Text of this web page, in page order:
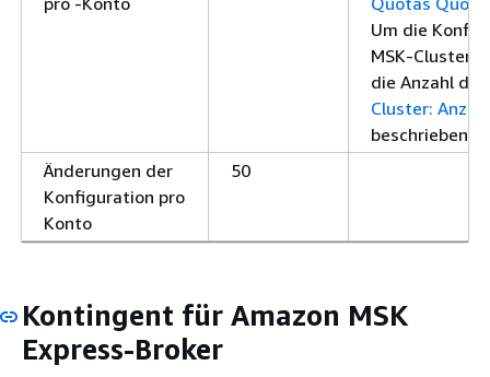
Um die
MSK-Clusters
die Anzahl
Cluster:
Änderungen der
Konfiguration pro
Konto
50
Kontingent für Amazon MSK
Express-Broker